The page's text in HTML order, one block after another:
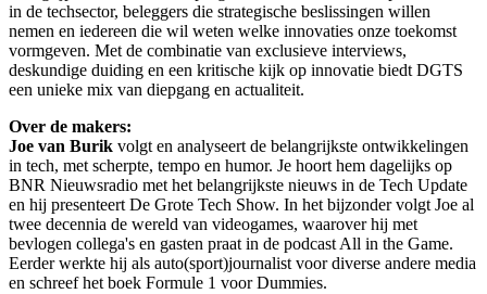
in de techsector, beleggers die strategische beslissingen willen
nemen en iedereen die wil weten welke innovaties onze toekomst
vormgeven. Met de combinatie van exclusieve interviews,
deskundige duiding en een kritische kijk op innovatie biedt DGTS
een unieke mix van diepgang en actualiteit.
Over de makers:
Joe van Burik volgt en analyseert de belangrijkste ontwikkelingen
in tech, met scherpte, tempo en humor. Je hoort hem dagelijks op
BNR Nieuwsradio met het belangrijkste nieuws in de Tech Update
en hij presenteert De Grote Tech Show. In het bijzonder volgt Joe al
twee decennia de wereld van videogames, waarover hij met
bevlogen collega's en gasten praat in de podcast All in the Game.
Eerder werkte hij als auto(sport)journalist voor diverse andere media
en schreef het boek Formule 1 voor Dummies.